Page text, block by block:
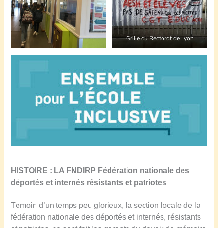
Grille du Rectorat de Lyon
HISTOIRE : LA FNDIR P Fédération nationale des
déportés et internés résistants et patriotes
Témoin d’un temps peu glorieux, la section locale de la
fédération nationale des déportés et internés, résistants